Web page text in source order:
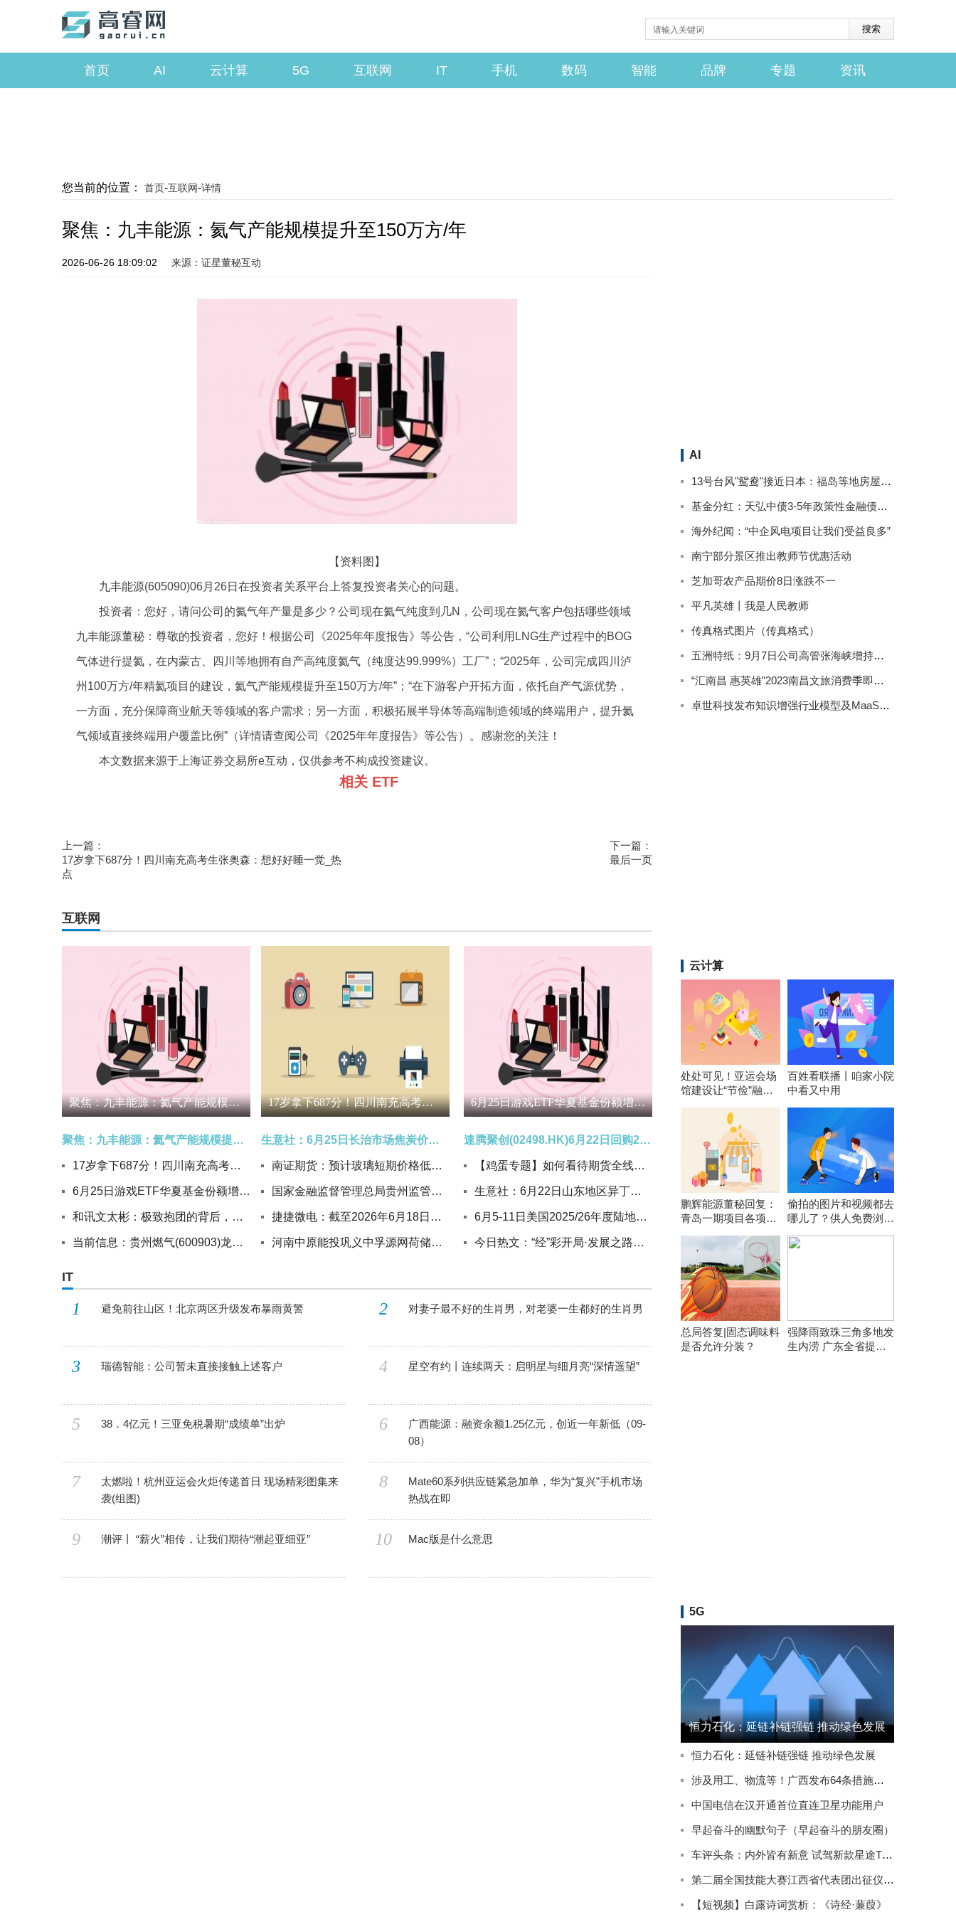
首页 AI 云计算 5G 互联网 IT 手机 数码 智能 品牌 专题 资讯
您当前的位置： 首页-互联网-详情
聚焦：九丰能源：氦气产能规模提升至150万方/年
2026-06-26 18:09:02 来源：证星董秘互动
【资料图】
九丰能源(605090)06月26日在投资者关系平台上答复投资者关心的问题。
投资者：您好，请问公司的氦气年产量是多少？公司现在氦气纯度到几N，公司现在氦气客户包括哪些领域
九丰能源董秘：尊敬的投资者，您好！根据公司《2025年年度报告》等公告，“公司利用LNG生产过程中的BOG
气体进行提氦，在内蒙古、四川等地拥有自产高纯度氦气（纯度达99.999%）工厂”；“2025年，公司完成四川泸
州100万方/年精氦项目的建设，氦气产能规模提升至150万方/年”；“在下游客户开拓方面，依托自产气源优势，
一方面，充分保障商业航天等领域的客户需求；另一方面，积极拓展半导体等高端制造领域的终端用户，提升氦
气领域直接终端用户覆盖比例”（详情请查阅公司《2025年年度报告》等公告）。感谢您的关注！
本文数据来源于上海证券交易所e互动，仅供参考不构成投资建议。
相关 ETF
上一篇：
17岁拿下687分！四川南充高考生张奥森：想好好睡一觉_热
点
下一篇：
最后一页
互联网
聚焦：九丰能源：氦气产能规模提升至150万方/年
聚焦：九丰能源：氦气产能规模提升至150万方/年
17岁拿下687分！四川南充高考生张奥森：想好好睡一觉_热点
6月25日游戏ETF华夏基金份额增加3400万份，重仓股巨人网络、三七互娱、恺英网络
和讯文太彬：极致抱团的背后，藏有什么样的陷阱？ 看热讯
当前信息：贵州燃气(600903)龙虎榜数据(06-25)
17岁拿下687分！四川南充高考生张奥森：想好好睡一觉_热点
生意社：6月25日长治市场焦炭价格偏强运行|热门看点
南证期货：预计玻璃短期价格低位震荡运行
国家金融监督管理总局贵州监管局核准杨胜花贵州茅台集团财务有限公司董事任职资格
捷捷微电：截至2026年6月18日公司股东总户数71,774户
河南中原能投巩义中孚源网荷储项目一期全容量并网投运 焦点短讯
6月25日游戏ETF华夏基金份额增加3400万份，重仓股巨人网络、三七互娱、恺英网络
速腾聚创(02498.HK)6月22日回购21.50万股，耗资494.35万港元 今日热搜
【鸡蛋专题】如何看待期货全线大跌_微速讯
生意社：6月22日山东地区异丁醛行情趋稳
6月5-11日美国2025/26年度陆地棉净出口签约量较前周减少15%
今日热文：“经”彩开局·发展之路丨新动能加快成长 5月份我国经济发展向新向优
IT
1 避免前往山区！北京两区升级发布暴雨黄警 2 对妻子最不好的生肖男，对老婆一生都好的生肖男
3 瑞德智能：公司暂未直接接触上述客户 4 星空有约丨连续两天：启明星与细月亮“深情遥望”
5 38．4亿元！三亚免税暑期“成绩单”出炉 6
广西能源：融资余额1.25亿元，创近一年新低（09-
08）
7
太燃啦！杭州亚运会火炬传递首日 现场精彩图集来
袭(组图)
8
Mate60系列供应链紧急加单，华为“复兴”手机市场
热战在即
9 潮评丨 “薪火”相传，让我们期待“潮起亚细亚” 10 Mac版是什么意思
AI
13号台风"鸳鸯"接近日本：福岛等地房屋被淹停电 已致2人死亡
基金分红：天弘中债3-5年政策性金融债基金9月13日分红
海外纪闻：“中企风电项目让我们受益良多”
南宁部分景区推出教师节优惠活动
芝加哥农产品期价8日涨跌不一
平凡英雄丨我是人民教师
传真格式图片（传真格式）
五洲特纸：9月7日公司高管张海峡增持公司股份合计2000股
“汇南昌 惠英雄”2023南昌文旅消费季即将精彩来袭
卓世科技发布知识增强行业模型及MaaS产品系列
云计算
处处可见！亚运会场
馆建设让“节俭”融入
百姓看联播丨咱家小院
中看又中用
鹏辉能源董秘回复：
青岛一期项目各项前
进，计划年内开工建
偷拍的图片和视频都去
哪儿了？供人免费浏览
总局答复|固态调味料
是否允许分装？
强降雨致珠三角多地发
生内涝 广东全省提前
5G
恒力石化：延链补链强链 推动绿色发展
恒力石化：延链补链强链 推动绿色发展
涉及用工、物流等！广西发布64条措施推动实体经济高质量发展
中国电信在汉开通首位直连卫星功能用户
早起奋斗的幽默句子（早起奋斗的朋友圈）
车评头条：内外皆有新意 试驾新款星途TXL四驱星尊版
第二届全国技能大赛江西省代表团出征仪式在南昌举行
【短视频】白露诗词赏析：《诗经·蒹葭》